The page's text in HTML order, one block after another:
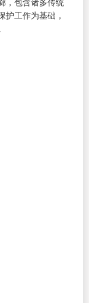
护工作为基础，